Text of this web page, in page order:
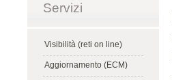
Servizi
Visibilità (reti on line)
Aggiornamento (ECM)